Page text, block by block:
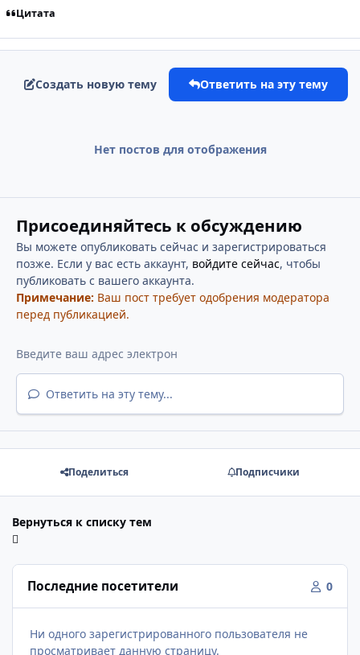
Цитата
Создать новую тему Ответить на эту тему
Нет постов для отображения
Присоединяйтесь к обсуждению
Вы можете опубликовать сейчас и зарегистрироваться
позже. Если у вас есть аккаунт, войдите сейчас, чтобы
публиковать с вашего аккаунта.
Примечание: Ваш пост требует одобрения модератора
перед публикацией.
Ответить на эту тему...
Поделиться Подписчики
Вернуться к списку тем
Последние посетители 0
Ни одного зарегистрированного пользователя не
просматривает данную страницу.